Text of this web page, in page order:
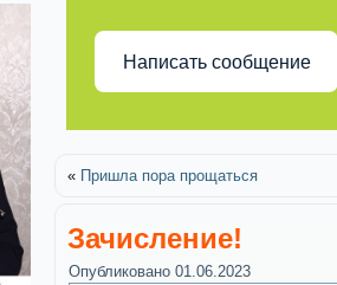
Написать сообщение
« Пришла пора прощаться
Зачисление!
Опубликовано 01.06.2023